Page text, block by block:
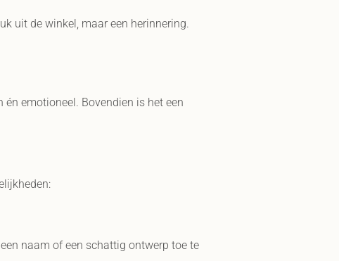
uit de winkel, maar een herinnering.
emotioneel. Bovendien is het een
naam of een schattig ontwerp toe te